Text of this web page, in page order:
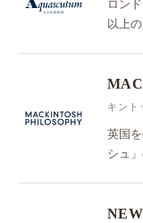
ロン
以上
キント
英国
シュ